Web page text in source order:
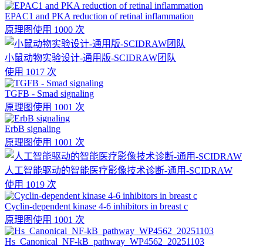
EPAC1 and PKA reduction of retinal inflammation
原理图使用 1000 次
小鼠动物实验设计-通用版-SCIDRAW团队
使用 1017 次
TGFB - Smad signaling
原理图使用 1001 次
ErbB signaling
原理图使用 1001 次
人工智能驱动的智能医疗影像技术诊断-通用-SCIDRAW
使用 1019 次
Cyclin-dependent kinase 4-6 inhibitors in breast c
原理图使用 1001 次
Hs_Canonical_NF-kB_pathway_WP4562_20251103